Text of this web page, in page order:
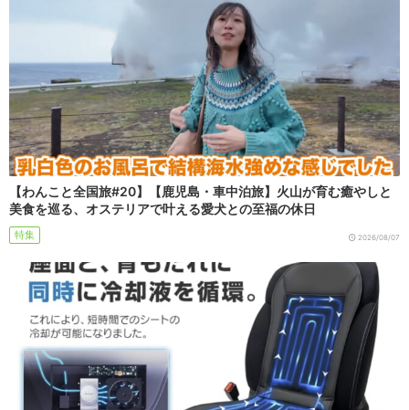
【わんこと全国旅#20】【鹿児島・車中泊旅】火山が育む癒やしと
美食を巡る、オステリアで叶える愛犬との至福の休日
特集 2026/08/07